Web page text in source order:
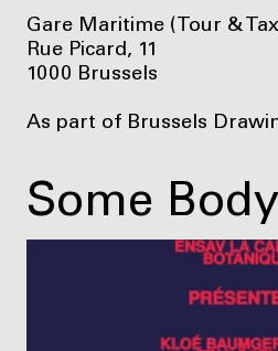
Gare Maritime (Tour &
Rue Picard, 11
1000 Brussels
As part of Brussels
Some